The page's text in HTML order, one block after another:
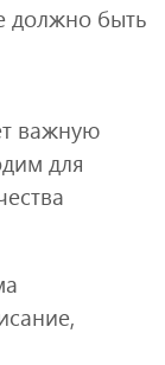
должно быть
важную
для